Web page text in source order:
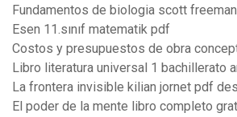
Fundamentos de biologia scott
Esen 11.sınıf matematik pdf
Costos y presupuestos de obra
Libro literatura universal 1 bachillerato
La frontera invisible kilian jornet pdf
El poder de la mente libro completo